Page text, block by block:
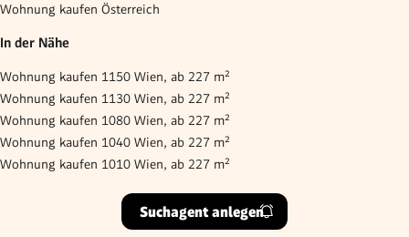
Wohnung kaufen Österreich
In der Nähe
Wohnung kaufen 1150 Wien, ab 227 m²
Wohnung kaufen 1130 Wien, ab 227 m²
Wohnung kaufen 1080 Wien, ab 227 m²
Wohnung kaufen 1040 Wien, ab 227 m²
Wohnung kaufen 1010 Wien, ab 227 m²
Suchagent anlegen